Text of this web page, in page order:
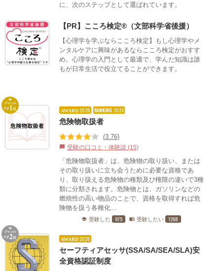
に、次のステップとして選ばれています。
【PR】こころ検定®（文部科学省後援）
【心理学を学ぶならこころ検定】もし心理学やメ
ンタルケアに興味があるならこころ検定がおすす
め。心理学の入門として最適で、学んだ知識は誰
もが日常生活で役立てることができます。
AWARD 2026 RANKING 2026
危険物取扱者
(3.76)
chat_bubble 受験の口コミ・体験談 (15)
「危険物取扱者」は、危険物の取り扱い、または
その取り扱いに立ち会うために必要な資格であ
り、取り扱える危険物の種類及び権限の違いで3種
類に分類されます。危険物とは、ガソリンなどの
燃焼性の高い物品のことで、資格を取得すれば危
険物を扱う各種化...
school 受験した 975 menu_book 受験したい 1268
AWARD 2026
セーフティアセッサ(SSA/SA/SEA/SLA)安
全資格認証制度